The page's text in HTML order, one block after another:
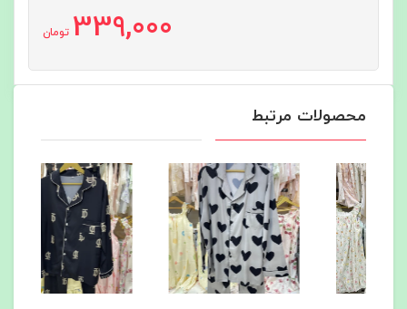
339,000 تومان
محصولات مرتبط